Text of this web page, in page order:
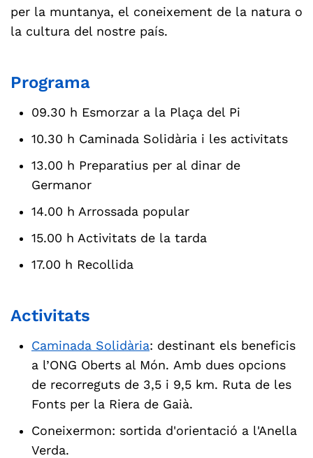
per la muntanya, el coneixement de la natura o
la cultura del nostre país.
Programa
09.30 h Esmorzar a la Plaça del Pi
10.30 h Caminada Solidària i les activitats
13.00 h Preparatius per al dinar de
Germanor
14.00 h Arrossada popular
15.00 h Activitats de la tarda
17.00 h Recollida
Activitats
Caminada Solidària: destinant els beneficis
a l’ONG Oberts al Món. Amb dues opcions
de recorreguts de 3,5 i 9,5 km. Ruta de les
Fonts per la Riera de Gaià.
Coneixermon: sortida d'orientació a l'Anella
Verda.